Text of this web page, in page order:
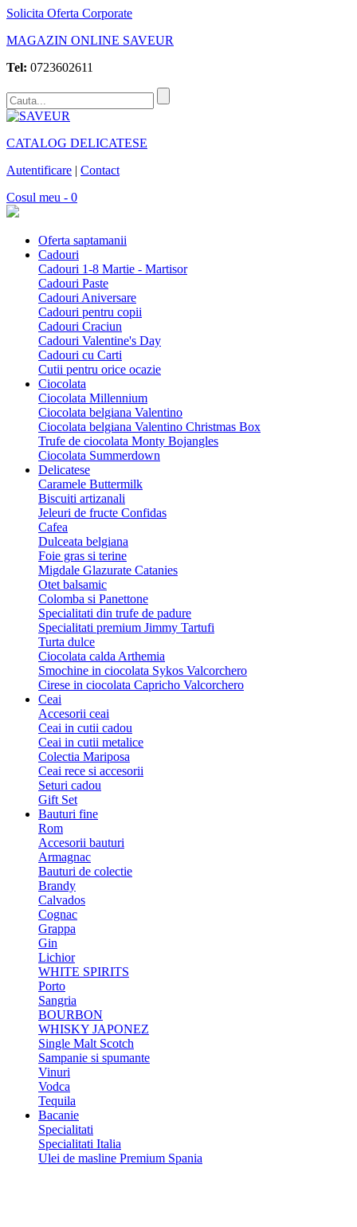
Solicita Oferta Corporate
MAGAZIN ONLINE SAVEUR
Tel: 0723602611
CATALOG DELICATESE
Autentificare | Contact
Cosul meu - 0
Oferta saptamanii
Cadouri
Cadouri 1-8 Martie - Martisor
Cadouri Paste
Cadouri Aniversare
Cadouri pentru copii
Cadouri Craciun
Cadouri Valentine's Day
Cadouri cu Carti
Cutii pentru orice ocazie
Ciocolata
Ciocolata Millennium
Ciocolata belgiana Valentino
Ciocolata belgiana Valentino Christmas Box
Trufe de ciocolata Monty Bojangles
Ciocolata Summerdown
Delicatese
Caramele Buttermilk
Biscuiti artizanali
Jeleuri de fructe Confidas
Cafea
Dulceata belgiana
Foie gras si terine
Migdale Glazurate Catanies
Otet balsamic
Colomba si Panettone
Specialitati din trufe de padure
Specialitati premium Jimmy Tartufi
Turta dulce
Ciocolata calda Arthemia
Smochine in ciocolata Sykos Valcorchero
Cirese in ciocolata Capricho Valcorchero
Ceai
Accesorii ceai
Ceai in cutii cadou
Ceai in cutii metalice
Colectia Mariposa
Ceai rece si accesorii
Seturi cadou
Gift Set
Bauturi fine
Rom
Accesorii bauturi
Armagnac
Bauturi de colectie
Brandy
Calvados
Cognac
Grappa
Gin
Lichior
WHITE SPIRITS
Porto
Sangria
BOURBON
WHISKY JAPONEZ
Single Malt Scotch
Sampanie si spumante
Vinuri
Vodca
Tequila
Bacanie
Specialitati
Specialitati Italia
Ulei de masline Premium Spania